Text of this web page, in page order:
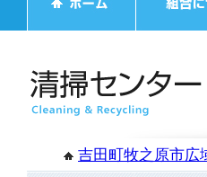
吉田町牧之原市広